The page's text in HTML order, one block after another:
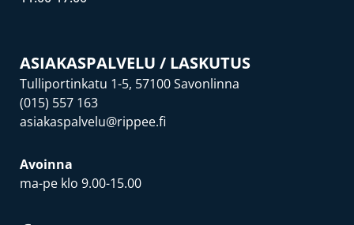
ASIAKASPALVELU / LASKUTUS
Tulliportinkatu 1-5, 57100 Savonlinna
(015) 557 163
asiakaspalvelu@rippee.fi
Avoinna
ma-pe klo 9.00-15.00